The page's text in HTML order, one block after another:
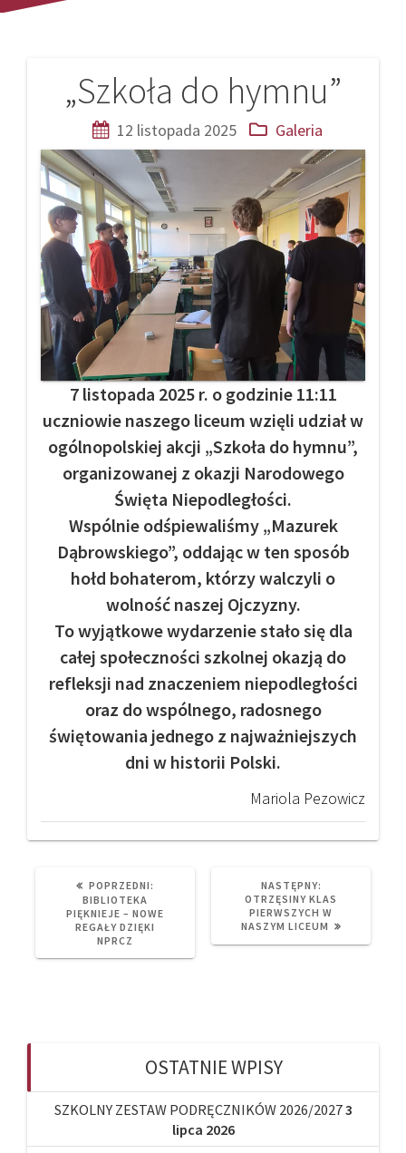
„Szkoła do hymnu”
12 listopada 2025 Galeria
7 listopada 2025 r. o godzinie 11:11
uczniowie naszego liceum wzięli udział w
ogólnopolskiej akcji „Szkoła do hymnu”,
organizowanej z okazji Narodowego
Święta Niepodległości.
Wspólnie odśpiewaliśmy „Mazurek
Dąbrowskiego”, oddając w ten sposób
hołd bohaterom, którzy walczyli o
wolność naszej Ojczyzny.
To wyjątkowe wydarzenie stało się dla
całej społeczności szkolnej okazją do
refleksji nad znaczeniem niepodległości
oraz do wspólnego, radosnego
świętowania jednego z najważniejszych
dni w historii Polski.
Mariola Pezowicz
Nawigacja
wpisu
POPRZEDNI:
BIBLIOTEKA
PIĘKNIEJE – NOWE
REGAŁY DZIĘKI
NPRCZ
NASTĘPNY:
POST:
OTRZĘSINY KLAS
PIERWSZYCH W
NASZYM LICEUM
OSTATNIE WPISY
SZKOLNY ZESTAW PODRĘCZNIKÓW 2026/20273
lipca 2026